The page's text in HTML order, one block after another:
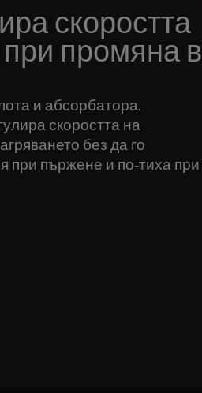
скоростта
промяна в
и абсорбатора.
скоростта на
без да го
при пържене и по-тиха при